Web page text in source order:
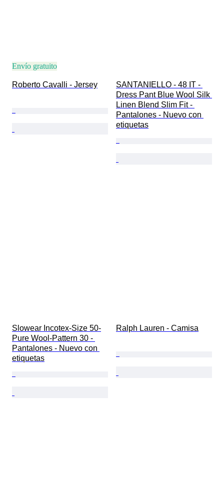
Envío gratuito
Roberto Cavalli - Jersey
SANTANIELLO - 48 IT -
Dress Pant Blue Wool Silk
Linen Blend Slim Fit -
Pantalones - Nuevo con
etiquetas
Slowear Incotex-Size 50-
Pure Wool-Pattern 30 -
Pantalones - Nuevo con
etiquetas
Ralph Lauren - Camisa